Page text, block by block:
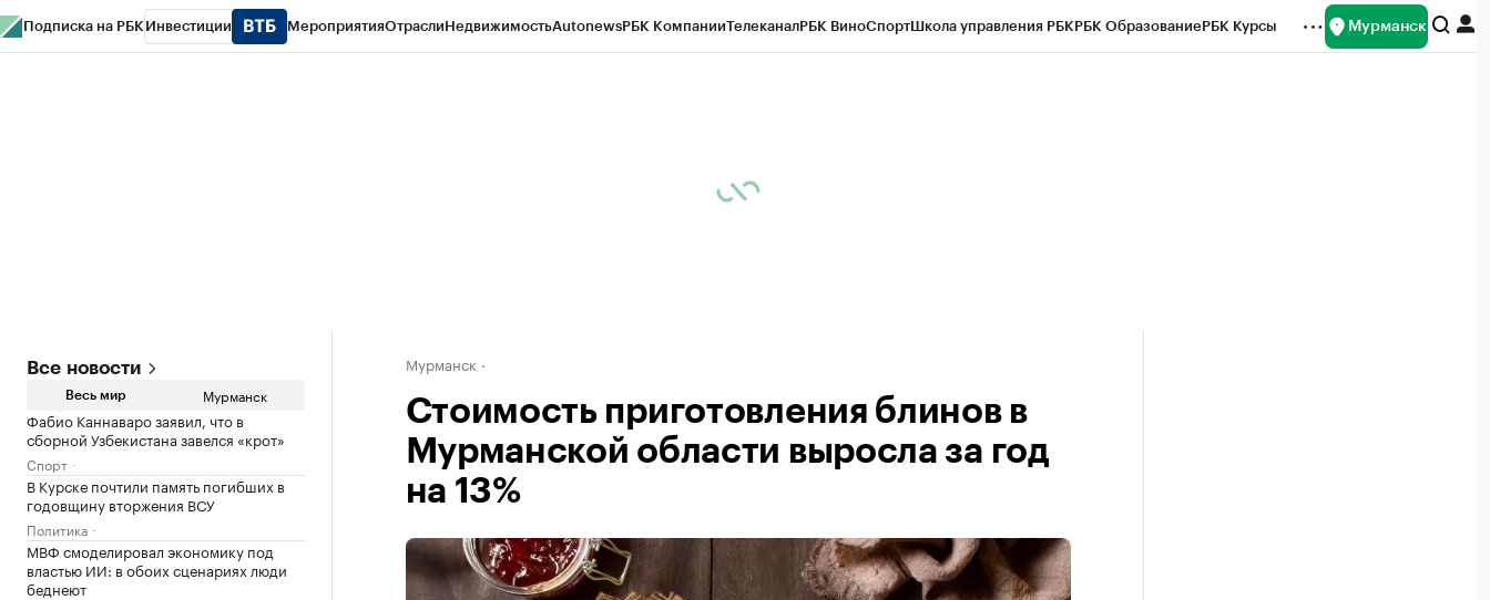
Подписка на РБК Инвестиции МероприятияОтраслиНедвижимостьAutonewsРБК КомпанииТелеканалРБК ВиноСпортШкола управления РБКРБК ОбразованиеРБК Курсы Мурманск
Все новости
Весь мир Мурманск
Фабио Каннаваро заявил, что в
сборной Узбекистана завелся «крот»
Спорт
В Курске почтили память погибших в
годовщину вторжения ВСУ
Политика
МВФ смоделировал экономику под
властью ИИ: в обоих сценариях люди
беднеют
Мурманск
Стоимость приготовления блинов в
Мурманской области выросла за год
на 13%